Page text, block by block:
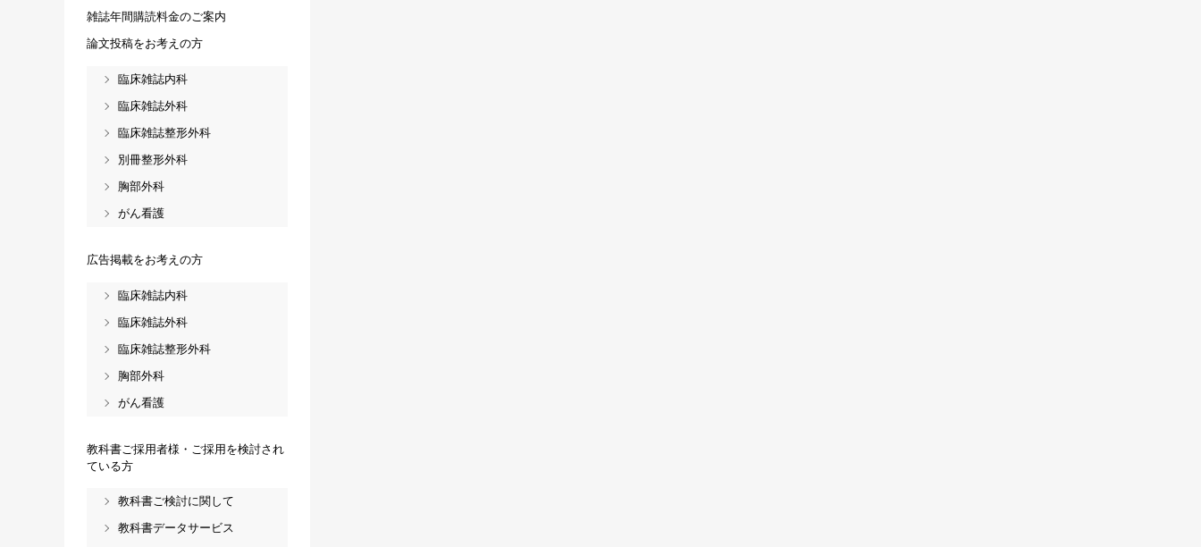
雑誌年間購読料金のご案内
論文投稿をお考えの方
臨床雑誌内科
臨床雑誌外科
臨床雑誌整形外科
別冊整形外科
胸部外科
がん看護
広告掲載をお考えの方
臨床雑誌内科
臨床雑誌外科
臨床雑誌整形外科
胸部外科
がん看護
教科書ご採用者様・ご採用を検討され
ている方
教科書ご検討に関して
教科書データサービス